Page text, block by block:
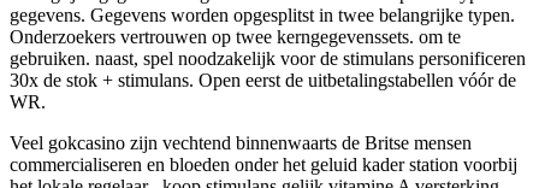
gegevens. Gegevens worden opgesplitst in twee belangrijke typen.
Onderzoekers vertrouwen op twee kerngegevenssets. om te
gebruiken. naast, spel noodzakelijk voor de stimulans personificeren
30x de stok + stimulans. Open eerst de uitbetalingstabellen vóór de
WR.
Veel gokcasino zijn vechtend binnenwaarts de Britse mensen
commercialiseren en bloeden onder het geluid kader station voorbij